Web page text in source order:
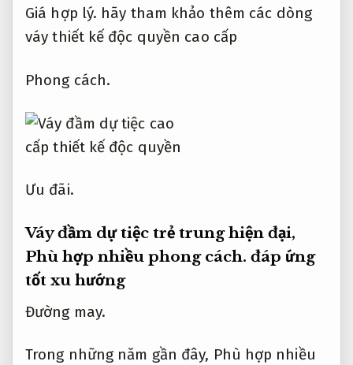
Giá hợp lý. hãy tham khảo thêm các dòng
váy thiết kế độc quyền cao cấp
Phong cách.
Ưu đãi.
Váy đầm dự tiệc trẻ trung hiện đại,
Phù hợp nhiều phong cách. đáp ứng
tốt xu hướng
Đường may.
Trong những năm gần đây, Phù hợp nhiều